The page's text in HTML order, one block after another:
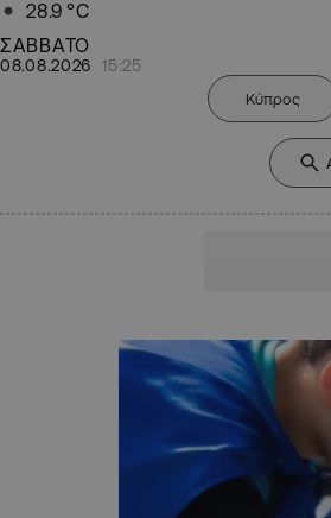
28.9 °C
ΣΑΒΒΑΤΟ
08.08.2026 15:25
Κύπρος